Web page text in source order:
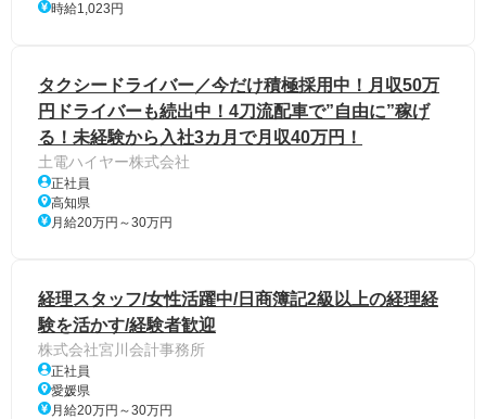
時給1,023円
タクシードライバー／今だけ積極採用中！月収50万
円ドライバーも続出中！4刀流配車で”自由に”稼げ
る！未経験から入社3カ月で月収40万円！
土電ハイヤー株式会社
正社員
高知県
月給20万円～30万円
経理スタッフ/女性活躍中/日商簿記2級以上の経理経
験を活かす/経験者歓迎
株式会社宮川会計事務所
正社員
愛媛県
月給20万円～30万円